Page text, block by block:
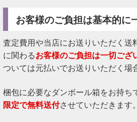
お客様のご負担は基本的に
査定費用や当店にお送りいただく送
に関わるお客様のご負担は一切ござ
ついては元払いでお送りいただく場
梱包に必要なダンボール箱をお持ち
限定で無料送付させていただきます